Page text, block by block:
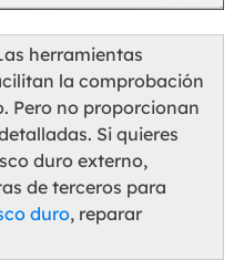
herramientas
la comprobación
Pero no proporcionan
Si quieres
duro externo,
de terceros para
duro, reparar